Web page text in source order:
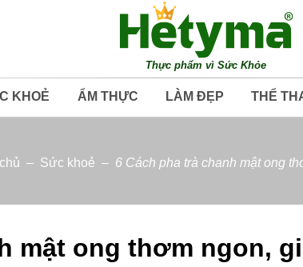
Thực phẩm vì Sức Khỏe
KHOẺ ẨM THỰC LÀM ĐẸP THỂ
– Sức khoẻ – 6 Cách pha trà chanh mật ong
mật ong thơm ngon,